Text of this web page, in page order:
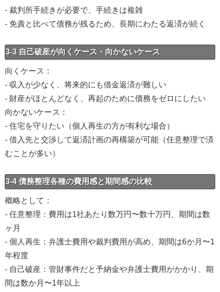
- 裁判所手続きが必要で、手続きは複雑
- 免責と比べて債務が残るため、長期にわたる返済が続く
3-3 自己破産が向くケース・向かないケース
向くケース：
- 収入が少なく、将来的にも借金返済が難しい
- 財産がほとんどなく、再起のために債務をゼロにしたい
向かないケース：
- 住宅を守りたい（個人再生の方が有利な場合）
- 借入先と交渉して返済計画の再構築が可能（任意整理で済
むことが多い）
3-4 債務整理各種の費用感と期間感の比較
概略として：
- 任意整理：費用は1社あたり数万円〜数十万円、期間は数
ヶ月
- 個人再生：弁護士費用や裁判費用が高め、期間は6か月〜1
年程度
- 自己破産：管財事件だと予納金や弁護士費用がかかり、期
間は数か月〜1年以上